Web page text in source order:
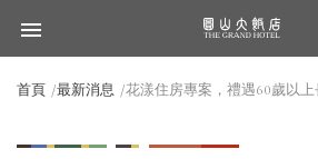
首頁 最新消息 花漾住房專案，禮遇60歲以上